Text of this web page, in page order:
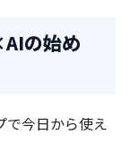
の始め
で今日から使え